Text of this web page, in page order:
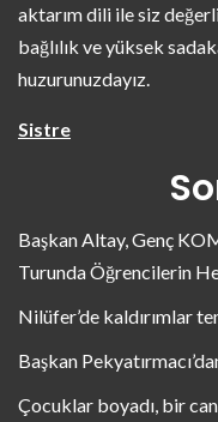
aktarım dili ile siz
bağlılık ve yüksek
huzurunuzdayız.
Sistre
Başkan Altay, Genç
Turunda Öğrencilerin
Nilüfer’de kaldırımlar
Başkan
Çocuklar boyadı, bir